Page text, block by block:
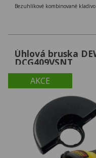
AKCE
Úhlová bruska
DCG409VSNT